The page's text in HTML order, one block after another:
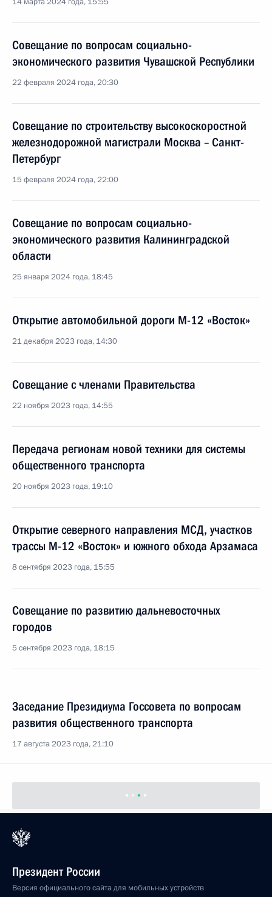
Совещание по вопросам социально-
экономического развития Чувашской Республики
22 февраля 2024 года, 20:30
Совещание по строительству высокоскоростной
железнодорожной магистрали Москва – Санкт-
Петербург
15 февраля 2024 года, 22:00
Совещание по вопросам социально-
экономического развития Калининградской
области
25 января 2024 года, 18:45
Открытие автомобильной дороги М-12 «Восток»
21 декабря 2023 года, 14:30
Совещание с членами Правительства
22 ноября 2023 года, 14:55
Передача регионам новой техники для системы
общественного транспорта
20 ноября 2023 года, 19:10
Открытие северного направления МСД, участков
трассы М-12 «Восток» и южного обхода Арзамаса
8 сентября 2023 года, 15:55
Совещание по развитию дальневосточных
городов
5 сентября 2023 года, 18:15
Заседание Президиума Госсовета по вопросам
развития общественного транспорта
17 августа 2023 года, 21:10
Президент России
Версия официального сайта для мобильных устройств